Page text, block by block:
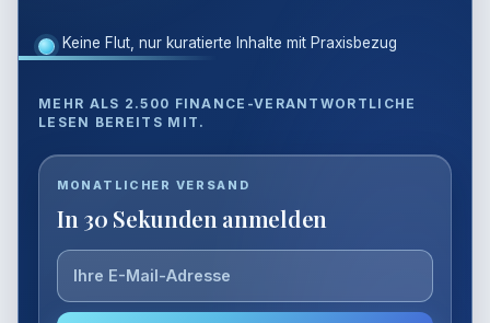
Keine Flut, nur kuratierte Inhalte mit Praxisbezug
MEHR ALS 2.500 FINANCE-VERANTWORTLICHE
LESEN BEREITS MIT.
MONATLICHER VERSAND
In 30 Sekunden anmelden
E-
Mail-
Adresse